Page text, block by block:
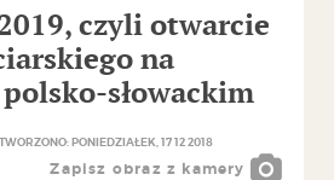
czyli otwarcie
na
słowackim
PONIEDZIAŁEK, 17 12 2018
Zapisz obraz z kamery